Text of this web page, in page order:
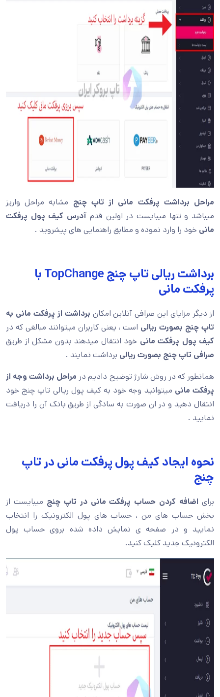
مراحل برداشت پرفکت مانی از تاپ چنج مشابه مراحل واریز
میباشد و تنها میبایست در اولین قدم آدرس کیف پول پرفکت
مانی خود را وارد نموده و مطابق راهنمایی های پیشروید .
برداشت ریالی تاپ چنج TopChange با
پرفکت مانی
از دیگر مزایای این صرافی آنلاین امکان برداشت از پرفکت مانی به
تاپ چنج بصورت ریالی است ، یعنی کاربران میتوانند مبالغی که در
کیف پول پرفکت مانی خود انتقال میدهند بدون مشکل از طریق
صرافی تاپ چنج بصورت ریالی برداشت نمایند .
همانطور که در روش شارژ توضیح دادیم در مراحل برداشت وجه از
پرفکت مانی میتوانید وجه خود به کیف پول ریالی تاپ چنج خود
انتقال دهید و در ان صورت به سادگی از طریق بانک آن را دریافت
نمایید .
نحوه ایجاد کیف پول پرفکت مانی در تاپ
چنج
برای اضافه کردن حساب پرفکت مانی در تاپ چنج میبایست از
بخش حساب های من ، حساب های پول الکترونیک را انتخاب
نمایید و در صفحه ی نمایش داده شده بروی حساب پول
الکترونیک جدید کلیک کنید.